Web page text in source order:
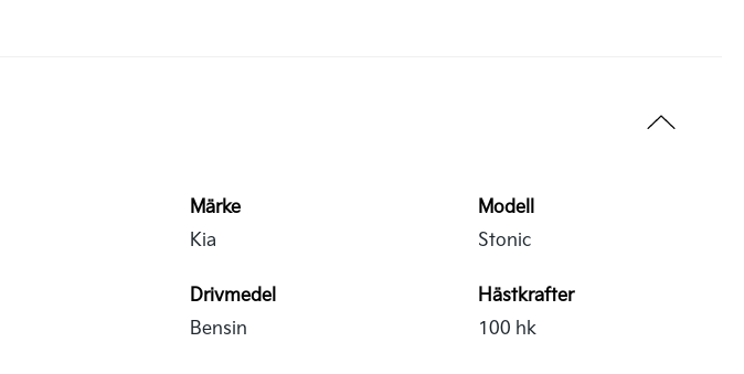
Märke
Kia
Modell
Stonic
Drivmedel
Bensin
Hästkrafter
100 hk